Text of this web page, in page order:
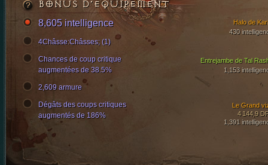
Entrejambe de Tal
1,153
Le Grand
4 144,9
1,391
Halo de
430
BONUS D’ÉQUIPEMENT
8,605 intelligence
4Châsse:Châsses; (1)
Chances de coup critique
augmentées de 38.5%
2,609 armure
Dégâts des coups critiques
augmentés de 186%